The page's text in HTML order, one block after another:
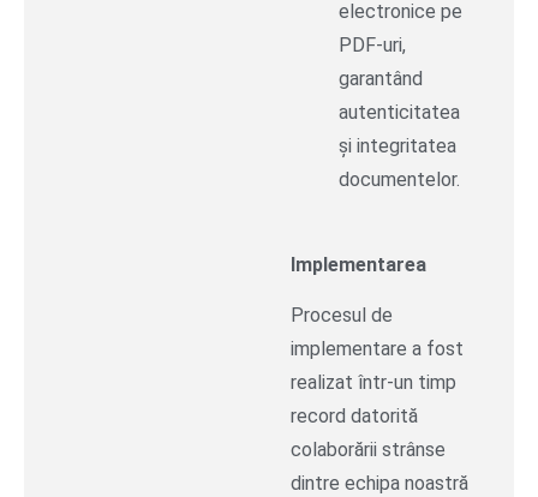
electronice pe
PDF-uri,
garantând
autenticitatea
și integritatea
documentelor.
Implementarea
Procesul de
implementare a fost
realizat într-un timp
record datorită
colaborării strânse
dintre echipa noastră